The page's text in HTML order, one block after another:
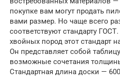
покупке вам могут продать
вами размер. Но чаще всего
соответствуют стандарту
хвойных пород этот стандарт
Он представляет собой
возможные сочетания
Стандартная длина доски —